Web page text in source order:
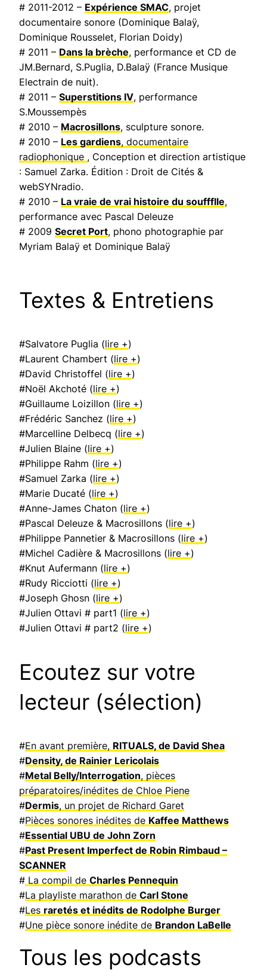
# 2011-2012 – Expérience SMAC, projet
documentaire sonore (Dominique Balaÿ,
Dominique Rousselet, Florian Doidy)
# 2011 – Dans la brèche, performance et CD de
JM.Bernard, S.Puglia, D.Balaÿ (France Musique
Electrain de nuit).
# 2011 – Superstitions IV, performance
S.Moussempès
# 2010 – Macrosillons, sculpture sonore.
# 2010 – Les gardiens, documentaire
radiophonique , Conception et direction artistique
: Samuel Zarka. Édition : Droit de Cités &
webSYNradio.
# 2010 – La vraie de vrai histoire du souffflle,
performance avec Pascal Deleuze
# 2009 Secret Port, phono photographie par
Myriam Balaÿ et Dominique Balaÿ
Textes & Entretiens
#Salvatore Puglia (lire +)
#Laurent Chambert (lire +)
#David Christoffel (lire +)
#Noël Akchoté (lire +)
#Guillaume Loizillon (lire +)
#Frédéric Sanchez (lire +)
#Marcelline Delbecq (lire +)
#Julien Blaine (lire +)
#Philippe Rahm (lire +)
#Samuel Zarka (lire +)
#Marie Ducaté (lire +)
#Anne-James Chaton (lire +)
#Pascal Deleuze & Macrosillons (lire +)
#Philippe Pannetier & Macrosillons (lire +)
#Michel Cadière & Macrosillons (lire +)
#Knut Aufermann (lire +)
#Rudy Ricciotti (lire +)
#Joseph Ghosn (lire +)
#Julien Ottavi # part1 (lire +)
#Julien Ottavi # part2 (lire +)
Ecoutez sur votre
lecteur (sélection)
#En avant première, RITUALS, de David Shea
#Density, de Rainier Lericolais
#Metal Belly/Interrogation, pièces
préparatoires/inédites de Chloe Piene
#Dermis, un projet de Richard Garet
#Pièces sonores inédites de Kaffee Matthews
#Essential UBU de John Zorn
#Past Present Imperfect de Robin Rimbaud –
SCANNER
# La compil de Charles Pennequin
#La playliste marathon de Carl Stone
#Les raretés et inédits de Rodolphe Burger
#Une pièce sonore inédite de Brandon LaBelle
Tous les podcasts